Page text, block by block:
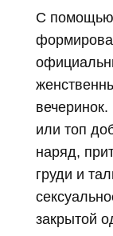
С помощью
или топ
наряд,
груди и
закрытой